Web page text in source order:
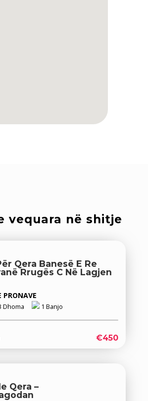
vequara në shitje
‪‎qera Banesë E Re
Rrugës C Në Lagjen
PRONAVE
Dhoma 1 Banjo
€450
Qera –